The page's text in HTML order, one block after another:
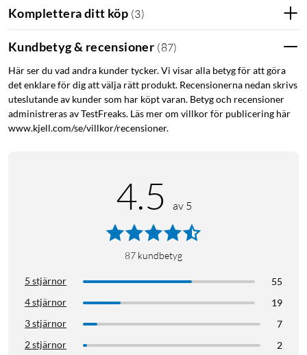
Komplettera ditt köp (3)
Kundbetyg & recensioner (87)
Här ser du vad andra kunder tycker. Vi visar alla betyg för att göra
det enklare för dig att välja rätt produkt. Recensionerna nedan skrivs
uteslutande av kunder som har köpt varan. Betyg och recensioner
administreras av TestFreaks. Läs mer om villkor för publicering här
www.kjell.com/se/villkor/recensioner.
4.5 av 5
87 kundbetyg
5 stjärnor
55
4 stjärnor
19
3 stjärnor
7
2 stjärnor
2